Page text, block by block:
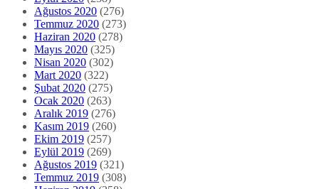
Ağustos 2020 (276)
Temmuz 2020 (273)
Haziran 2020 (278)
Mayıs 2020 (325)
Nisan 2020 (302)
Mart 2020 (322)
Şubat 2020 (275)
Ocak 2020 (263)
Aralık 2019 (276)
Kasım 2019 (260)
Ekim 2019 (257)
Eylül 2019 (269)
Ağustos 2019 (321)
Temmuz 2019 (308)